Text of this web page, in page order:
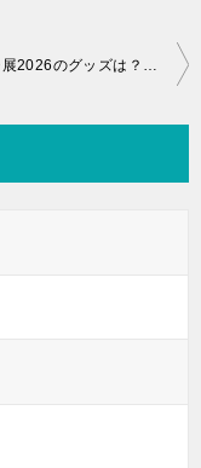
ピクサー展2026のグッズは？会場限定アイテム・通販・予算目安まとめ！